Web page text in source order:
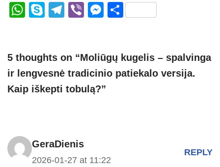
W
s
A
p
S
e
T
gr
a
m
Vi
M
e
n
g
S
e
5 thoughts on “Moliūgų kugelis – spalvinga
ir lengvesnė tradicinio patiekalo versija.
Kaip iškepti tobulą?”
GeraDienis
2026-01-27 at 11:22
REPLY